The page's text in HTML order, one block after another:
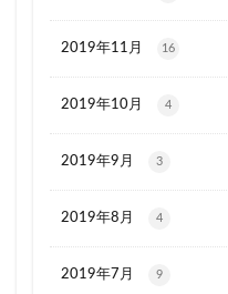
2019年11月 16
2019年10月 4
2019年9月 3
2019年8月 4
2019年7月 9